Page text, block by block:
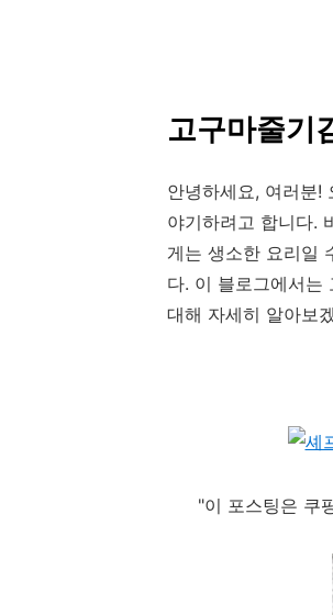
고구마줄기
안녕하세요, 여러분!
야기하려고 합니다.
게는 생소한 요리일
다. 이 블로그에서는
대해 자세히 알아보
"이 포스팅은 쿠